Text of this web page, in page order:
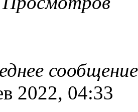
сообщение
2022, 04:33